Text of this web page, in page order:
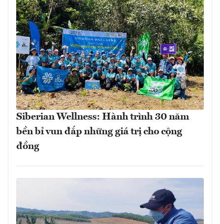
Siberian Wellness: Hành trình 30 năm
bền bỉ vun đắp những giá trị cho cộng
đồng